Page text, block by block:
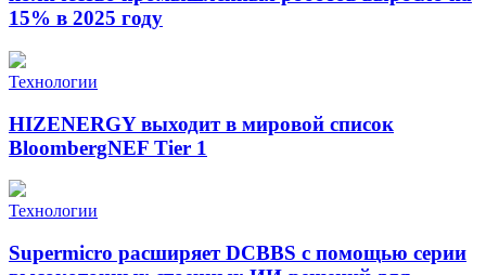
15% в 2025 году
Технологии
HIZENERGY выходит в мировой список
BloombergNEF Tier 1
Технологии
Supermicro расширяет DCBBS с помощью серии